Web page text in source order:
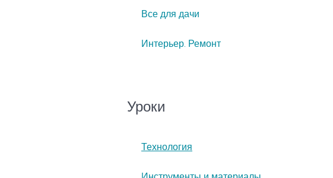
Все для дачи
Интерьер. Ремонт
Уроки
Технология